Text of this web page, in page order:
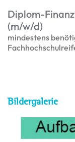
Diplom-
(m/w/d)
mindestens
Bildergalerie